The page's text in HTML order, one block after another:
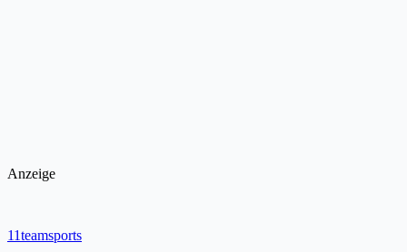
Anzeige
11teamsports